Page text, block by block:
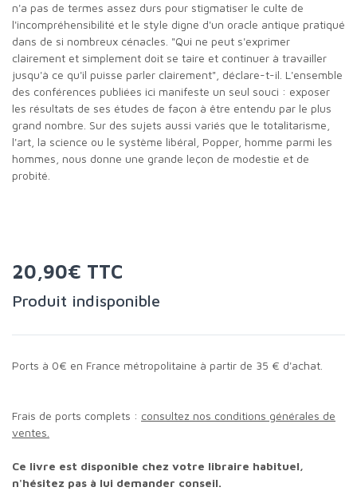
n'a pas de termes assez durs pour stigmatiser le culte de
l'incompréhensibilité et le style digne d'un oracle antique pratiqué
dans de si nombreux cénacles. "Qui ne peut s'exprimer
clairement et simplement doit se taire et continuer à travailler
jusqu'à ce qu'il puisse parler clairement", déclare-t-il. L'ensemble
des conférences publiées ici manifeste un seul souci : exposer
les résultats de ses études de façon à être entendu par le plus
grand nombre. Sur des sujets aussi variés que le totalitarisme,
l'art, la science ou le système libéral, Popper, homme parmi les
hommes, nous donne une grande leçon de modestie et de
probité.
20,90€ TTC
Produit indisponible
Ports à 0€ en France métropolitaine à partir de 35 € d'achat.
Frais de ports complets : consultez nos conditions générales de
ventes.
Ce livre est disponible chez votre libraire habituel,
n'hésitez pas à lui demander conseil.